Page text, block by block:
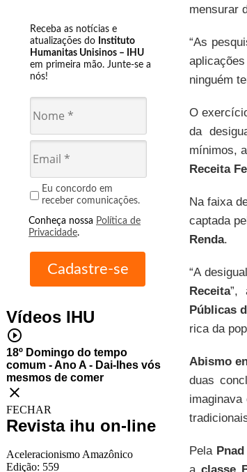
Receba as notícias e
atualizações do Instituto
Humanitas Unisinos – IHU
em primeira mão. Junte-se a
nós!
Eu concordo em
receber comunicações.
Conheça nossa Política de
Privacidade.
Vídeos IHU
play_circle_outline
18º Domingo do tempo
comum - Ano A - Dai-lhes vós
mesmos de comer
close
FECHAR
Revista ihu on-line
Aceleracionismo Amazônico
Edição: 559
mensurar
“As
ninguém
O
da
mínimos,
Receita
Na faixa
captada
Renda.
“A
Receita”,
Públicas
rica da
Abismo
duas
Pela Pnad